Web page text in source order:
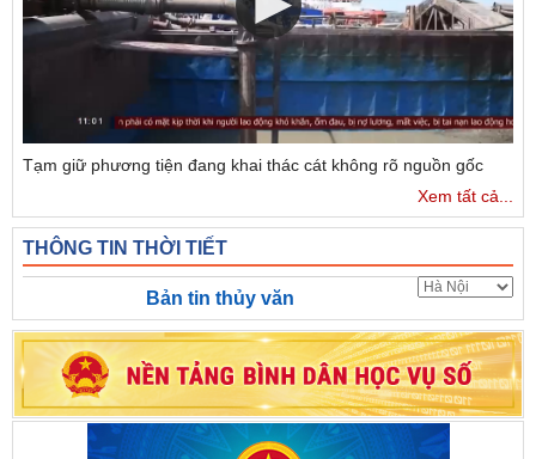
Tạm giữ phương tiện đang khai thác cát không rõ nguồn gốc
Xem tất cả...
THÔNG TIN THỜI TIẾT
Bản tin thủy văn